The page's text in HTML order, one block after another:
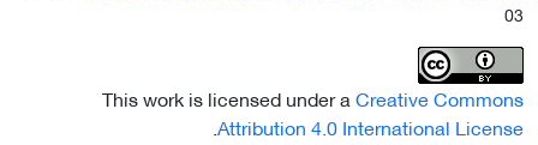
03
This work is licensed under aCreative Commons
Attribution 4.0 International License
.